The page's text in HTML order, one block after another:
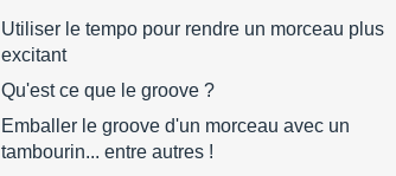
Utiliser le tempo pour rendre un morceau plus
excitant
Qu'est ce que le groove ?
Emballer le groove d'un morceau avec un
tambourin... entre autres !